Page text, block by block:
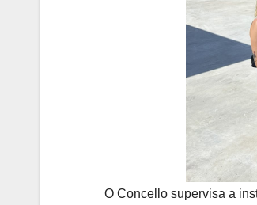
O Concello supervisa a